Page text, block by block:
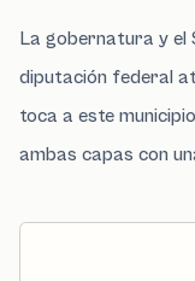
La gobernatura y el
diputación federal
toca a este
ambas capas con